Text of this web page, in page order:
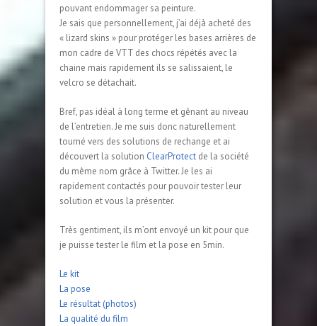
pouvant endommager sa peinture.
Je sais que personnellement, j’ai déjà acheté des
« lizard skins » pour protéger les bases arrières de
mon cadre de VTT des chocs répétés avec la
chaine mais rapidement ils se salissaient, le
velcro se détachait.
Bref, pas idéal à long terme et gênant au niveau
de l’entretien. Je me suis donc naturellement
tourné vers des solutions de rechange et ai
découvert la solution ClearProtect de la société
du même nom grâce à Twitter. Je les ai
rapidement contactés pour pouvoir tester leur
solution et vous la présenter.
Très gentiment, ils m’ont envoyé un kit pour que
je puisse tester le film et la pose en 5min.
Le kit
La pose
Le résultat (photos)
La qualité du film